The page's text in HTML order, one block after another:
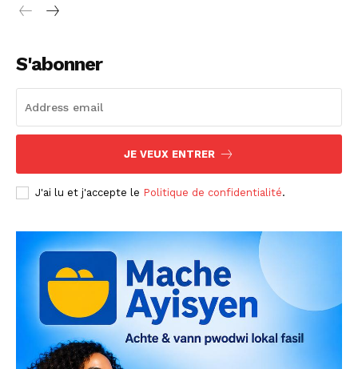
S'abonner
JE VEUX ENTRER
J'ai lu et j'accepte le Politique de confidentialité.